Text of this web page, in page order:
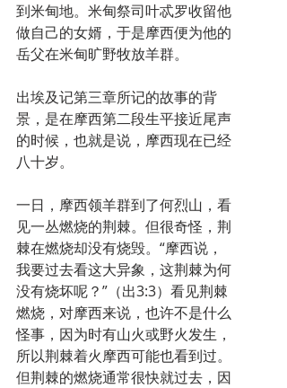
到米甸地。米甸祭司叶忒罗收留他
做自己的女婿，于是摩西便为他的
岳父在米甸旷野牧放羊群。
出埃及记第三章所记的故事的背
景，是在摩西第二段生平接近尾声
的时候，也就是说，摩西现在已经
八十岁。
一日，摩西领羊群到了何烈山，看
见一丛燃烧的荆棘。但很奇怪，荆
棘在燃烧却没有烧毁。“摩西说，
我要过去看这大异象，这荆棘为何
没有烧坏呢？”（出3:3）看见荆棘
燃烧，对摩西来说，也许不是什么
怪事，因为时有山火或野火发生，
所以荆棘着火摩西可能也看到过。
但荆棘的燃烧通常很快就过去，因